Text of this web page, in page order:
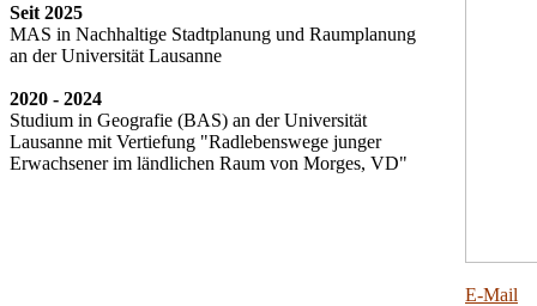
Seit 2025
MAS in Nachhaltige Stadtplanung und Raumplanung
an der Universität Lausanne
2020 - 2024
Studium in Geografie (BAS) an der Universität
Lausanne mit Vertiefung "Radlebenswege junger
Erwachsener im ländlichen Raum von Morges, VD"
E-Mail